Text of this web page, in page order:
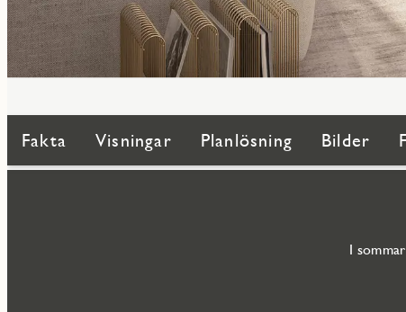
Fakta Visningar Planlösning Bilder
I